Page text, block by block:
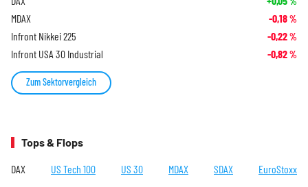
MDAX -0,18%
Infront Nikkei 225 -0,22%
Infront USA 30 Industrial -0,82%
Zum Sektorvergleich
Tops & Flops
DAX US Tech 100 US 30 MDAX SDAX EuroStoxx